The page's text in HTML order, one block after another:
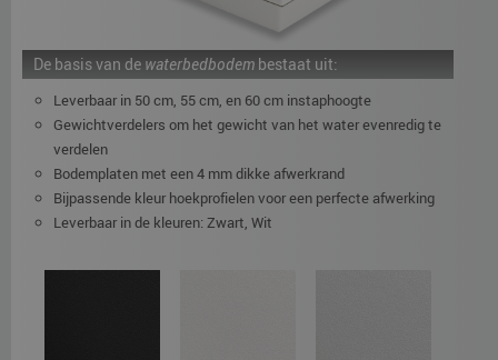
De basis van de waterbedbodem bestaat uit:
Leverbaar in 50 cm, 55 cm, en 60 cm instaphoogte
Gewichtverdelers om het gewicht van het water evenredig te
verdelen
Bodemplaten met een 4 mm dikke afwerkrand
Bijpassende kleur hoekprofielen voor een perfecte afwerking
Leverbaar in de kleuren: Zwart, Wit